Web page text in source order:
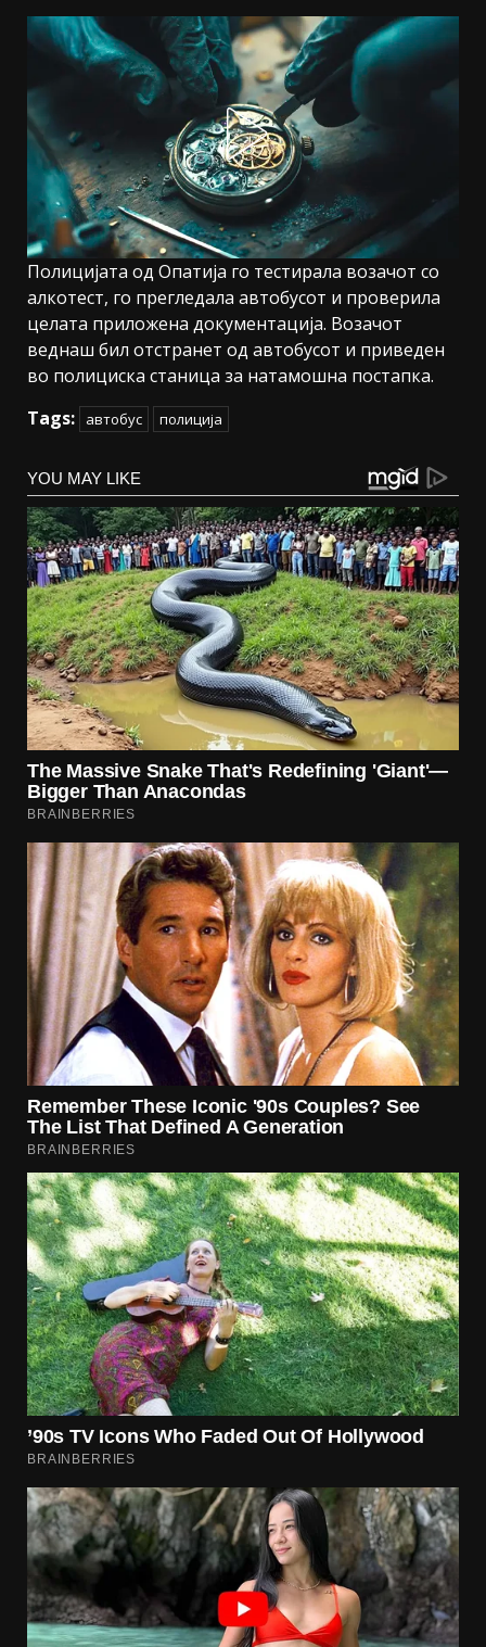
Полицијата од Опатија го тестирала возачот со
алкотест, го прегледала автобусот и проверила
целата приложена документација. Возачот
веднаш бил отстранет од автобусот и приведен
во полициска станица за натамошна постапка.
Tags:
автобус полиција